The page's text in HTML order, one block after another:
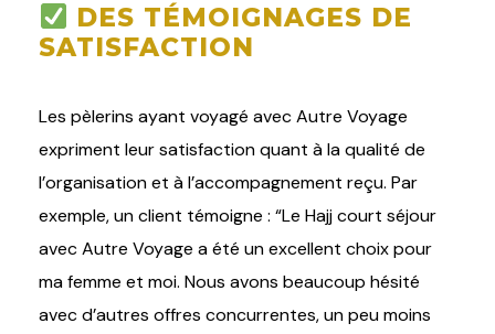
DES TÉMOIGNAGES DE
SATISFACTION
Les pèlerins ayant voyagé avec Autre Voyage
expriment leur satisfaction quant à la qualité de
l’organisation et à l’accompagnement reçu. Par
exemple, un client témoigne : “Le Hajj court séjour
avec Autre Voyage a été un excellent choix pour
ma femme et moi. Nous avons beaucoup hésité
avec d’autres offres concurrentes, un peu moins